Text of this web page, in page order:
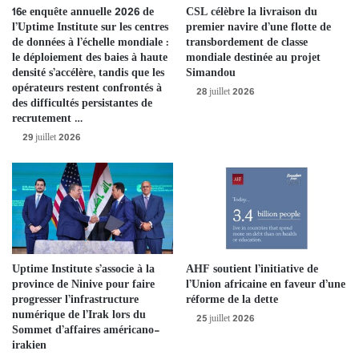
Portugal, la France, les Émirats arabes unis et l’Amérique latine,
renforçant sa position dans le secteur en constante évolution du
commerce de détail. Des options de mode abordables aux styles
haut de gamme, la société gère un portefeuille diversifié de 12
marques établies, conçues pour de multiples segments de clientèle
par le biais de ses principales marques de mode, notamment
Women’secret, Springfield, Cortefiel et Pedro del Hierro, entre
Multiply détient désormais une participation majoritaire de 67,91 %
dans Castellano Investments S.À R.L. (« Société ») (propriétaire de
Tendam Brands S.A.U. et d’autres filiales), aux côtés de Llano
Holdings S.À R.L. et Arcadian Investments S.À R.L., les véhicules
d’investissement des fonds CVC et de PAI Partners respectivement,
qui conserveront le statut d’actionnaires minoritaires dans la
société.
16e enquête annuelle 2026 de
l’Uptime Institute sur les centres
de données à l’échelle mondiale :
le déploiement des baies à haute
densité s’accélère, tandis que les
opérateurs restent confrontés à
des difficultés persistantes de
recrutement …
29 juillet 2026
CSL célèbre la livraison du
premier navire d’une flotte de
transbordement de classe
mondiale destinée au projet
Simandou
28 juillet 2026
Uptime Institute s’associe à la
province de Ninive pour faire
progresser l’infrastructure
numérique de l’Irak lors du
Sommet d’affaires américano-
irakien
AHF soutient l’initiative de
l’Union africaine en faveur d’une
réforme de la dette
25 juillet 2026